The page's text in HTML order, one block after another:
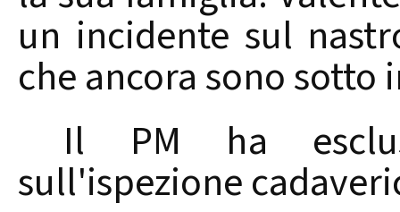
un incidente sul
che ancora sono sotto
Il PM ha
sull'ispezione